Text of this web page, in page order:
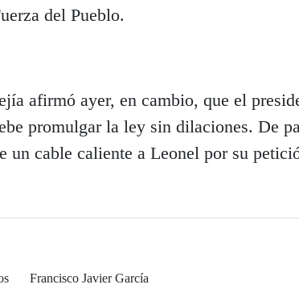
del Pueblo.
afirmó ayer, en cambio, que el
promulgar la ley sin dilaciones. De
un cable caliente a Leonel por su
Francisco Javier García